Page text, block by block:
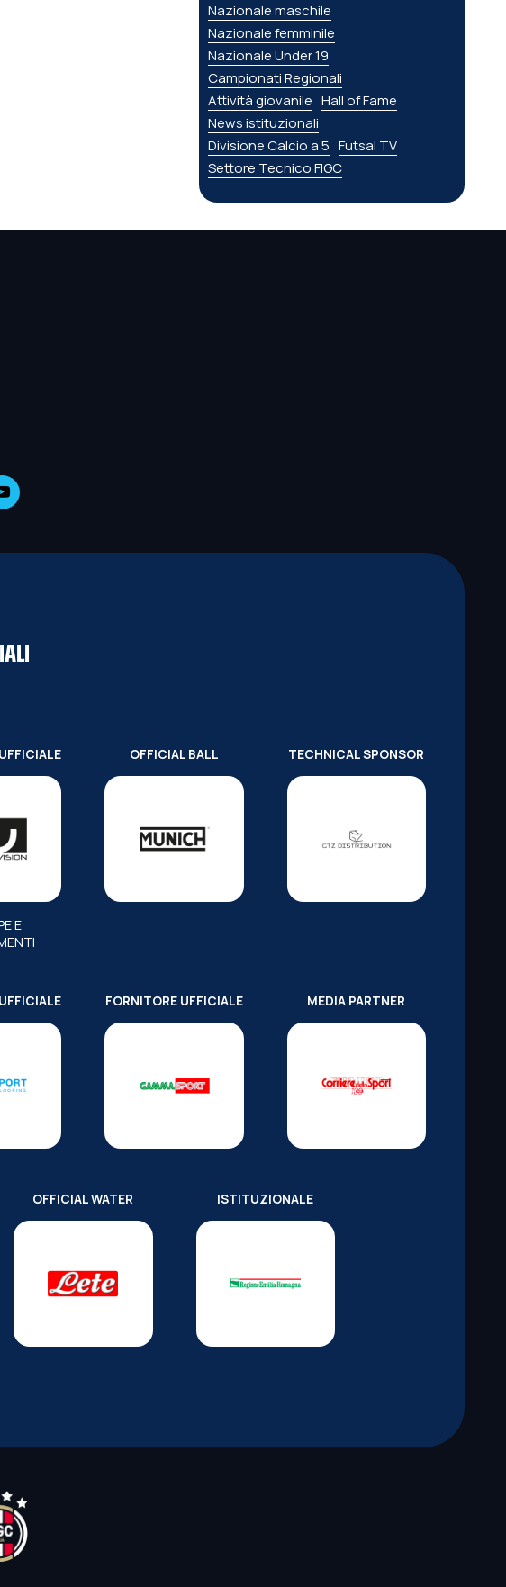
Nazionale maschile
Nazionale femminile
Nazionale Under 19
Campionati Regionali
Attività giovanile Hall of Fame
News istituzionali
Divisione Calcio a 5 Futsal TV
Settore Tecnico FIGC
E
OFFICIAL BALL TECHNICAL SPONSOR
FORNITORE UFFICIALE MEDIA PARTNER
OFFICIAL WATER ISTITUZIONALE